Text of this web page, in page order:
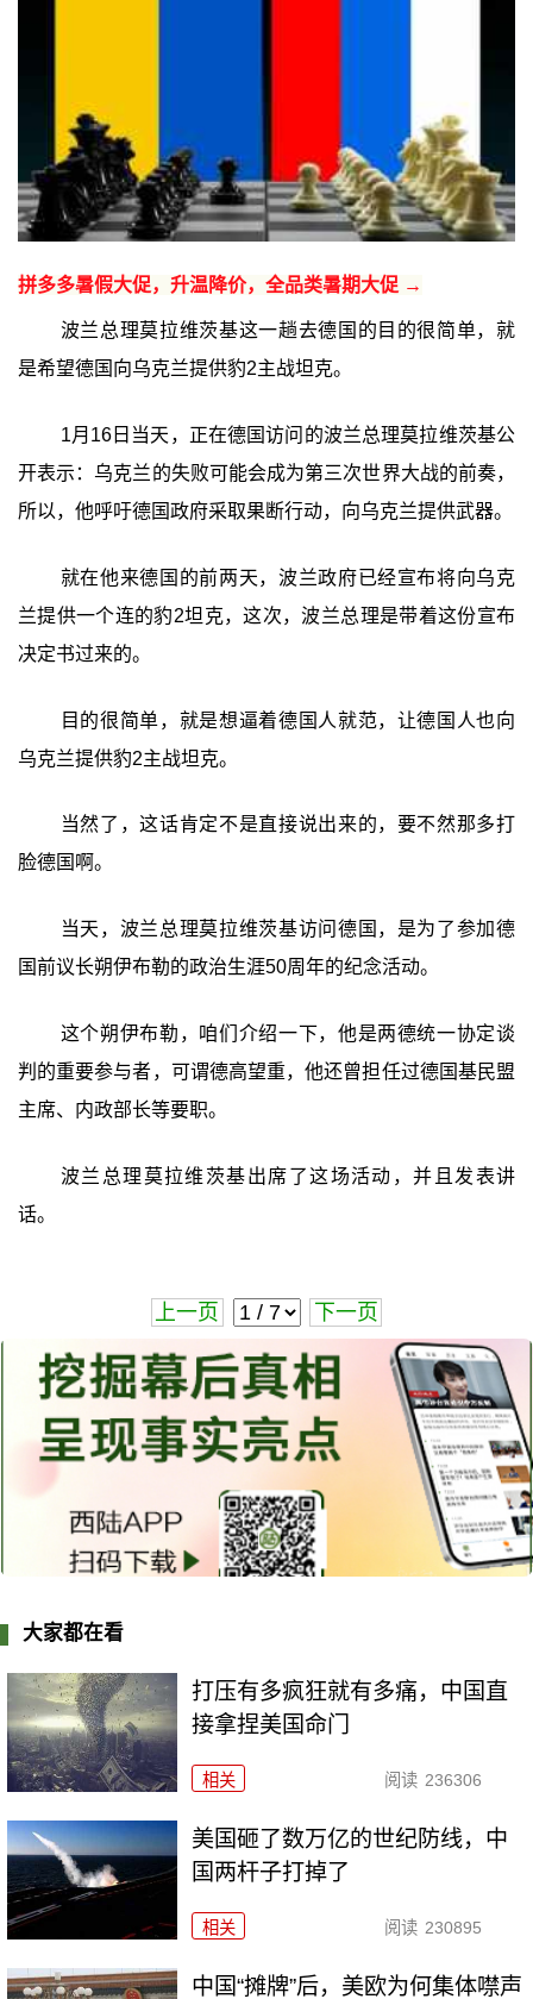
拼多多暑假大促，升温降价，全品类暑期大促 →
波兰总理莫拉维茨基这一趟去德国的目的很简单，就
是希望德国向乌克兰提供豹2主战坦克。
1月16日当天，正在德国访问的波兰总理莫拉维茨基公
开表示：乌克兰的失败可能会成为第三次世界大战的前奏，
所以，他呼吁德国政府采取果断行动，向乌克兰提供武器。
就在他来德国的前两天，波兰政府已经宣布将向乌克
兰提供一个连的豹2坦克，这次，波兰总理是带着这份宣布
决定书过来的。
目的很简单，就是想逼着德国人就范，让德国人也向
乌克兰提供豹2主战坦克。
当然了，这话肯定不是直接说出来的，要不然那多打
脸德国啊。
当天，波兰总理莫拉维茨基访问德国，是为了参加德
国前议长朔伊布勒的政治生涯50周年的纪念活动。
这个朔伊布勒，咱们介绍一下，他是两德统一协定谈
判的重要参与者，可谓德高望重，他还曾担任过德国基民盟
主席、内政部长等要职。
波兰总理莫拉维茨基出席了这场活动，并且发表讲
话。
上一页 下一页
大家都在看
打压有多疯狂就有多痛，中国直
接拿捏美国命门
相关 阅读 236306
美国砸了数万亿的世纪防线，中
国两杆子打掉了
相关 阅读 230895
中国“摊牌”后，美欧为何集体噤声